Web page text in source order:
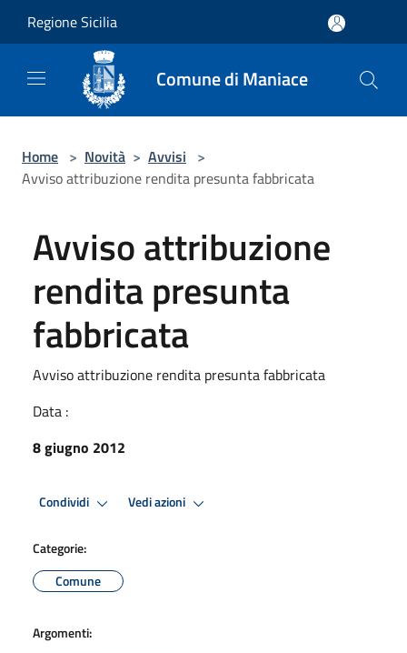
Regione Sicilia
Comune di Maniace
Home > Novità > Avvisi >
Avviso attribuzione rendita presunta fabbricata
Avviso attribuzione
rendita presunta
fabbricata
Avviso attribuzione rendita presunta fabbricata
Data :
8 giugno 2012
Condividi Vedi azioni
Categorie:
Comune
Argomenti: